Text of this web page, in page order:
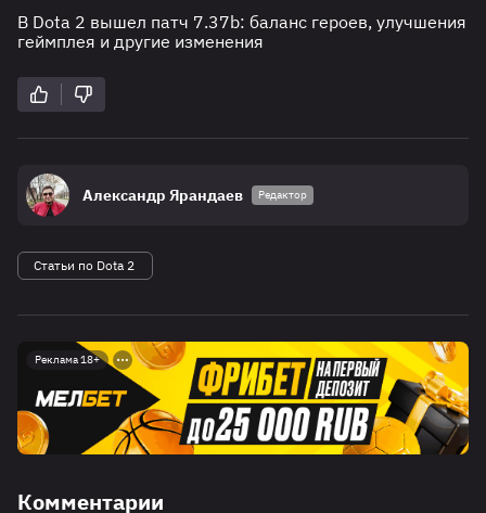
В Dota 2 вышел патч 7.37b: баланс героев, улучшения
геймплея и другие изменения
Александр Ярандаев Редактор
Статьи по Dota 2
Реклама 18+
Комментарии